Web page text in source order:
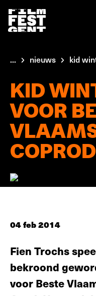
... nieuws kid
KID
VOOR
04 feb 2014
Fien Trochs
bekroond
voor Beste